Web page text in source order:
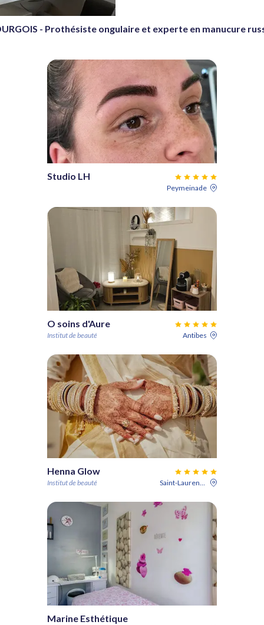
- Prothésiste ongulaire et experte en manucure
Studio LH
Peymeinade
O soins d'Aure
Institut de beauté Antibes
Henna Glow
Institut de beauté Saint-Laurent-du-Var
Marine Esthétique